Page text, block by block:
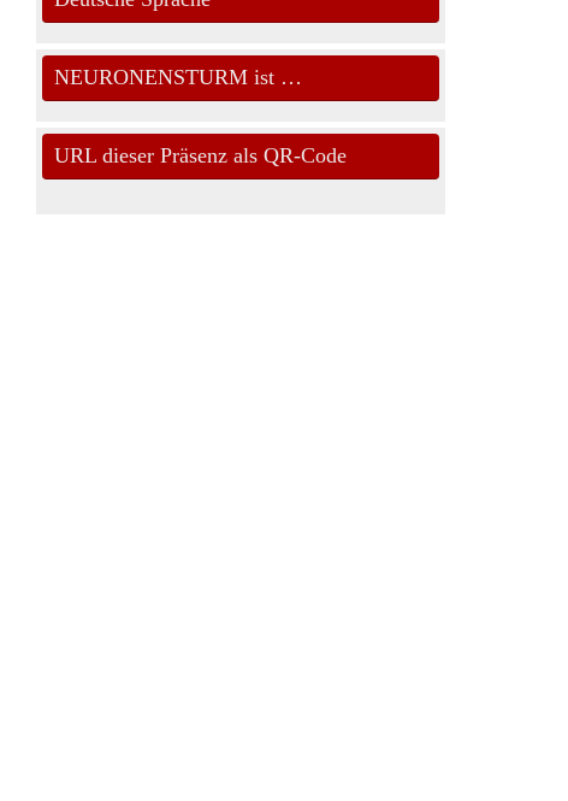
NEURONENSTURM ist …
URL dieser Präsenz als QR-Code